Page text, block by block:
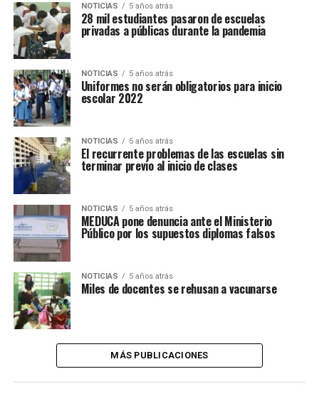
NOTICIAS 5 años atrás
28 mil estudiantes pasaron de escuelas
privadas a públicas durante la pandemia
NOTICIAS 5 años atrás
Uniformes no serán obligatorios para inicio
escolar 2022
NOTICIAS 5 años atrás
El recurrente problemas de las escuelas sin
terminar previo al inicio de clases
NOTICIAS 5 años atrás
MEDUCA pone denuncia ante el Ministerio
Público por los supuestos diplomas falsos
NOTICIAS 5 años atrás
Miles de docentes se rehusan a vacunarse
MÁS PUBLICACIONES